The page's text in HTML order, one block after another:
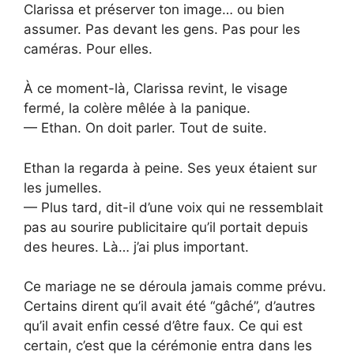
Clarissa et préserver ton image… ou bien
assumer. Pas devant les gens. Pas pour les
caméras. Pour elles.
À ce moment-là, Clarissa revint, le visage
fermé, la colère mêlée à la panique.
— Ethan. On doit parler. Tout de suite.
Ethan la regarda à peine. Ses yeux étaient sur
les jumelles.
— Plus tard, dit-il d’une voix qui ne ressemblait
pas au sourire publicitaire qu’il portait depuis
des heures. Là… j’ai plus important.
Ce mariage ne se déroula jamais comme prévu.
Certains dirent qu’il avait été “gâché”, d’autres
qu’il avait enfin cessé d’être faux. Ce qui est
certain, c’est que la cérémonie entra dans les